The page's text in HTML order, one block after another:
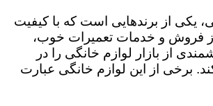
یکی از برندهایی است که با کیفیت
فروش و خدمات تعمیرات خوب،
از بازار لوازم خانگی را در
برخی از این لوازم خانگی عبارت